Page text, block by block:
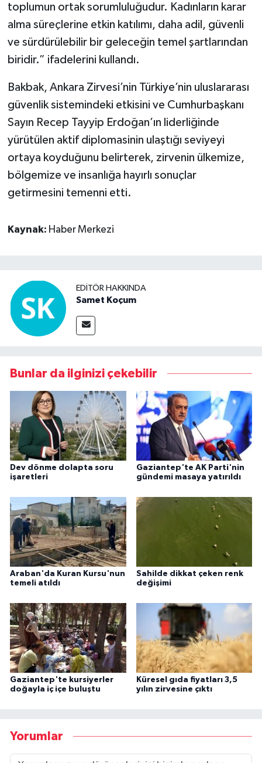
toplumun ortak sorumluluğudur. Kadınların karar
alma süreçlerine etkin katılımı, daha adil, güvenli
ve sürdürülebilir bir geleceğin temel şartlarından
biridir.” ifadelerini kullandı.
Bakbak, Ankara Zirvesi’nin Türkiye’nin uluslararası
güvenlik sistemindeki etkisini ve Cumhurbaşkanı
Sayın Recep Tayyip Erdoğan’ın liderliğinde
yürütülen aktif diplomasinin ulaştığı seviyeyi
ortaya koyduğunu belirterek, zirvenin ülkemize,
bölgemize ve insanlığa hayırlı sonuçlar
getirmesini temenni etti.
Kaynak: Haber Merkezi
EDITÖR HAKKINDA
Samet Koçum
Bunlar da ilginizi çekebilir
Dev dönme dolapta soru
işaretleri
Gaziantep'te AK Parti'nin
gündemi masaya yatırıldı
Araban'da Kuran Kursu'nun
temeli atıldı
Sahilde dikkat çeken renk
değişimi
Gaziantep'te kursiyerler
doğayla iç içe buluştu
Küresel gıda fiyatları 3,5
yılın zirvesine çıktı
Yorumlar